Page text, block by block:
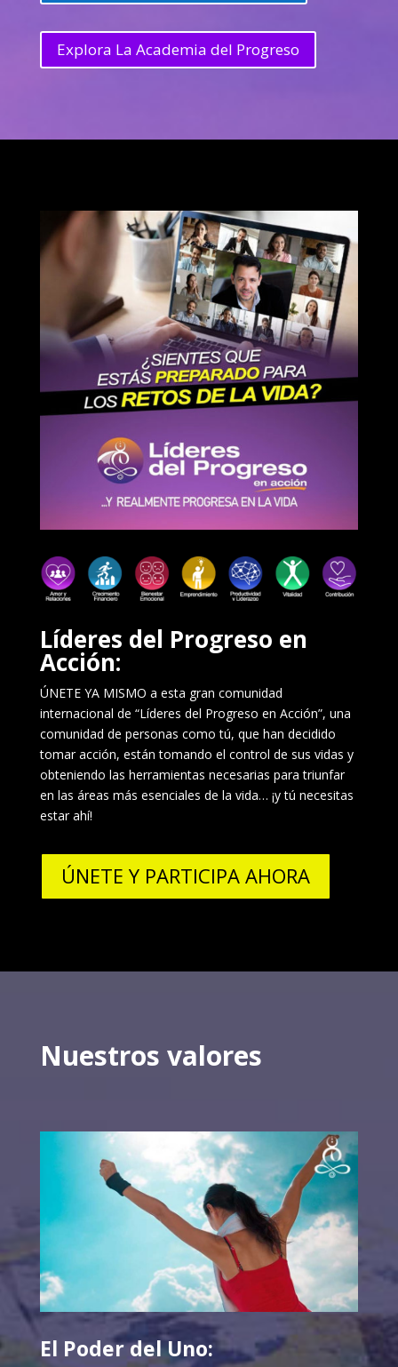
Explora La Academia del Progreso
Líderes del Progreso en
Acción:
ÚNETE YA MISMO a esta gran comunidad
internacional de “Líderes del Progreso en Acción”, una
comunidad de personas como tú, que han decidido
tomar acción, están tomando el control de sus vidas y
obteniendo las herramientas necesarias para triunfar
en las áreas más esenciales de la vida… ¡y tú necesitas
estar ahí!
ÚNETE Y PARTICIPA AHORA
Nuestros valores
El Poder del Uno: